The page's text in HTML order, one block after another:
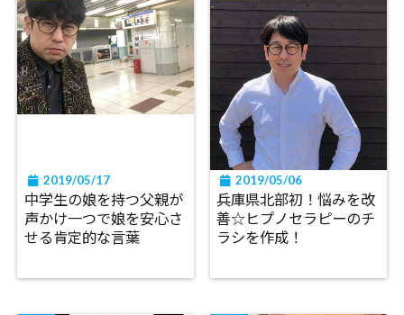
2019/05/17
中学生の娘を持つ父親が
声かけ一つで娘を安心さ
せる肯定的な言葉
2019/05/06
兵庫県北部初！悩みを改
善☆ヒプノセラピーのチ
ラシを作成！